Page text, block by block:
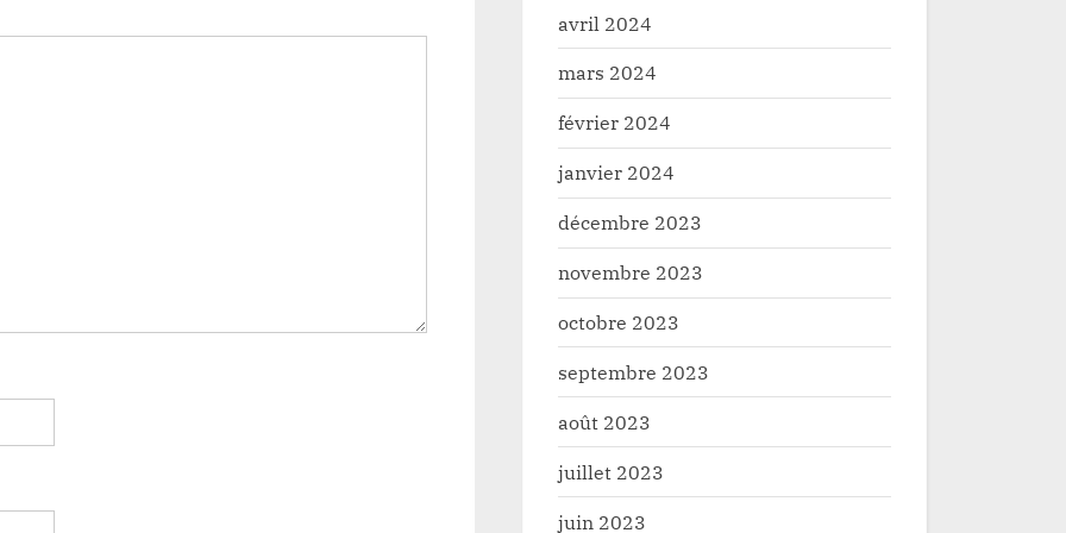
avril 2024
mars 2024
février 2024
janvier 2024
décembre 2023
novembre 2023
octobre 2023
septembre 2023
août 2023
juillet 2023
juin 2023